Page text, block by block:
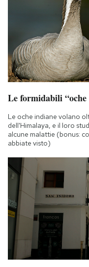
Le formidabili “oche
Le oche indiane volano
dell'Himalaya, e il loro
alcune malattie (bonus:
abbiate visto)